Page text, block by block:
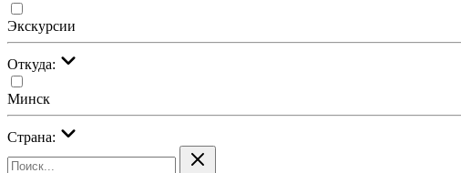
Экскурсии
Откуда:
Минск
Страна: